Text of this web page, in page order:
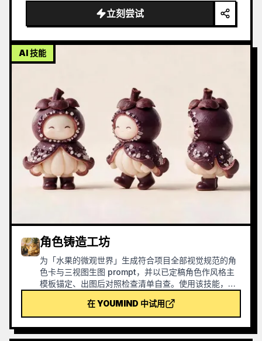
立刻尝试
AI 技能
角色铸造工坊
为「水果的微观世界」生成符合项目全部视觉规范的角
色卡与三视图生图 prompt，并以已定稿角色作风格主
模板锚定、出图后对照检查清单自查。使用该技能，可
在 YOUMIND 中试用